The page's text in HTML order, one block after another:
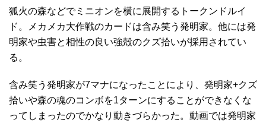
狐火の森などでミニオンを横に展開するトークンドルイ
ド。メカメカ大作戦のカードは含み笑う発明家。他には発
明家や虫害と相性の良い強殻のクズ拾いが採用されてい
る。
含み笑う発明家が7マナになったことにより、発明家+クズ
拾いや森の魂のコンボを1ターンにすることができなくな
ってしまったのでかなり動きづらかった。動画では発明家